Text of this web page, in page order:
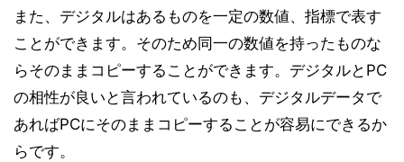
また、デジタルはあるものを一定の数値、指標で表す
ことができます。そのため同一の数値を持ったものな
らそのままコピーすることができます。デジタルとPC
の相性が良いと言われているのも、デジタルデータで
あればPCにそのままコピーすることが容易にできるか
らです。